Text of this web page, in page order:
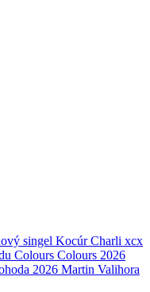
singel Kocúr Charli xcx
Colours Colours 2026
2026 Martin Valihora